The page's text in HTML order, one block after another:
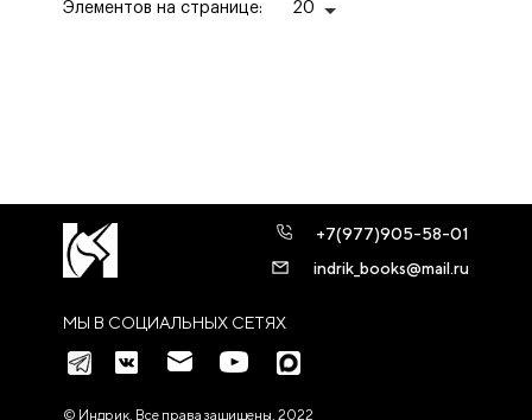
Элементов на странице: 20
МЫ В СОЦИАЛЬНЫХ СЕТЯХ
+7(977)905-58-01
indrik_books@mail.ru
© Индрик. Все права защищены, 2022